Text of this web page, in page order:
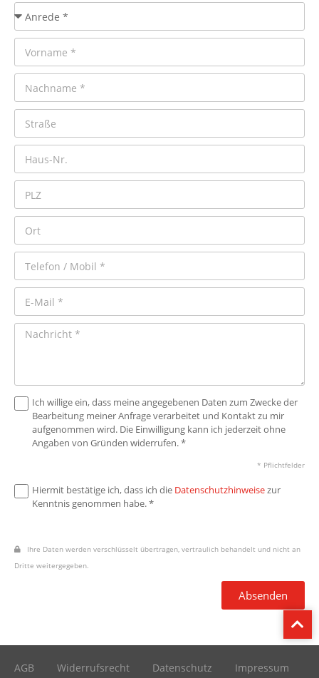
AGB Widerrufsrecht Datenschutz Impressum
Ich willige ein, dass meine angegebenen Daten zum Zwecke der
Bearbeitung meiner Anfrage verarbeitet und Kontakt zu mir
aufgenommen wird. Die Einwilligung kann ich jederzeit ohne
Angaben von Gründen widerrufen. *
* Pflichtfelder
Hiermit bestätige ich, dass ich die Datenschutzhinweisezur
Kenntnis genommen habe. *
Ihre Daten werden verschlüsselt übertragen, vertraulich behandelt und nicht an
Dritte weitergegeben.
Absenden